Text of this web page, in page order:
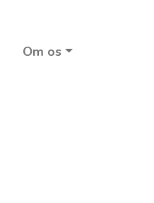
Om os